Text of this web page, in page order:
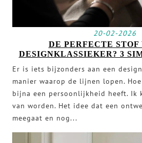
20-02-2026
DE PERFECTE STOF
DESIGNKLASSIEKER? 3
Er is iets bijzonders aan een
manier waarop de lijnen lopen.
bijna een persoonlijkheid heeft. Ik
van worden. Het idee dat een
meegaat en nog...